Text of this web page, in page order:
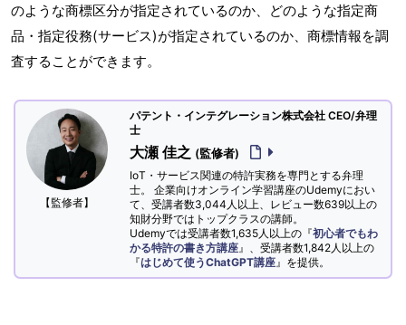
のような商標区分が指定されているのか、どのような指定商
品・指定役務(サービス)が指定されているのか、商標情報を調
査することができます。
【監修者】
パテント・インテグレーション株式会社 CEO/弁理
士
大瀬 佳之 (監修者)
IoT・サービス関連の特許実務を専門とする弁理
士。 企業向けオンライン学習講座のUdemyにおい
て、受講者数3,044人以上、レビュー数639以上の
知財分野ではトップクラスの講師。
Udemyでは受講者数1,635人以上の『初心者でもわ
かる特許の書き方講座 』、受講者数1,842人以上の
『はじめて使うChatGPT講座 』を提供。